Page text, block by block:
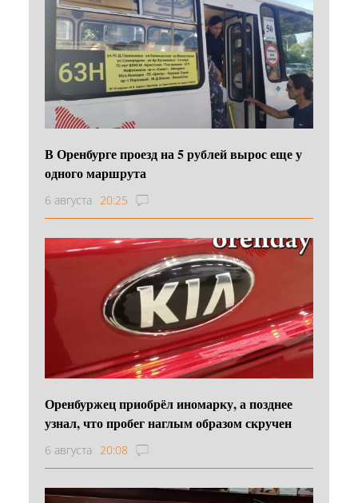
В Оренбурге проезд на 5 рублей вырос еще у
одного маршрута
6 августа 20:25
Оренбуржец приобрёл иномарку, а позднее
узнал, что пробег наглым образом скручен
6 августа 20:08